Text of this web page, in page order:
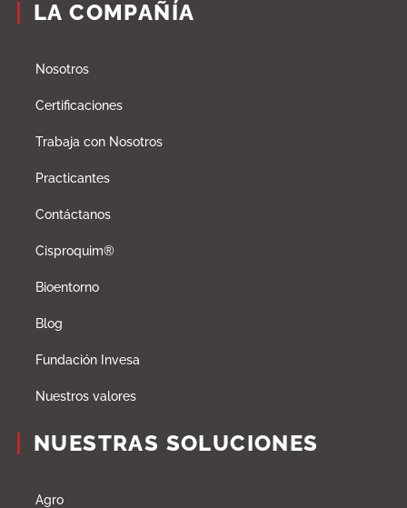
LA COMPAÑÍA
Nosotros
Certificaciones
Trabaja con Nosotros
Practicantes
Contáctanos
Cisproquim®
Bioentorno
Blog
Fundación Invesa
Nuestros valores
NUESTRAS SOLUCIONES
Agro